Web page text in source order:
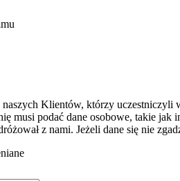
naszych Klientów, którzy uczestniczyli
musi podać dane osobowe, takie
z nami. Jeżeli dane się nie